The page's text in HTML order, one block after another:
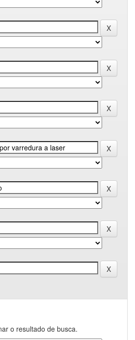
o resultado de busca.